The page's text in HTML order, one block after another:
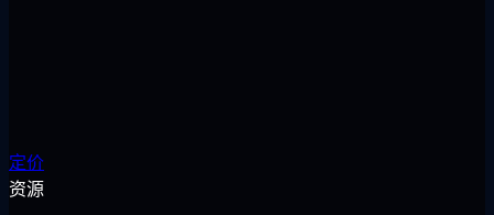
定价
资源